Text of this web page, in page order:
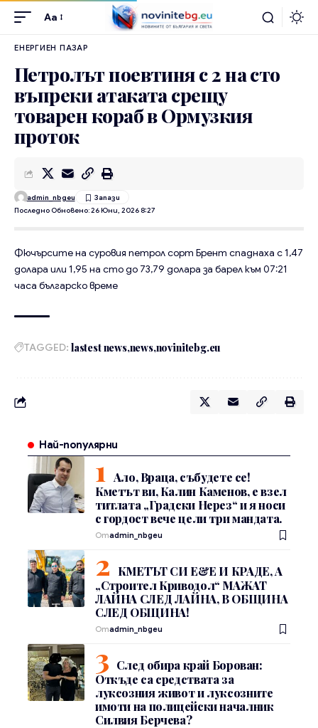
Aa
ЕНЕРГИЕН ПАЗАР
Петролът поевтиня с 2 на сто
въпреки атаката срещу
товарен кораб в Ормузкия
проток
Последно Обновено: 26 Юни, 2026 8:27
admin_nbgeu
Фючърсите на суровия петрол сорт Брент спаднаха с 1,47
долара или 1,95 на сто до 73,79 долара за барел към 07:21
часа българско време
TAGGED: lastest news news novinitebg.eu
Най-популярни
Ало, Враца, събудете се!
Кметът ви, Калин Каменов, е взел
титлата „Градски Нерез“ и я носи
с гордост вече цели три мандата.
Отadmin_nbgeu
КМЕТЪТ СИ Е&Е И КРАДЕ, А
„Строител Криводол“ МАЖАТ
ЛАЙНА СЛЕД ЛАЙНА, В ОБЩИНА
СЛЕД ОБЩИНА!
Отadmin_nbgeu
След обира край Борован:
Откъде са средствата за
луксозния живот и луксозните
имоти на полицейски началник
Силвия Берчева?